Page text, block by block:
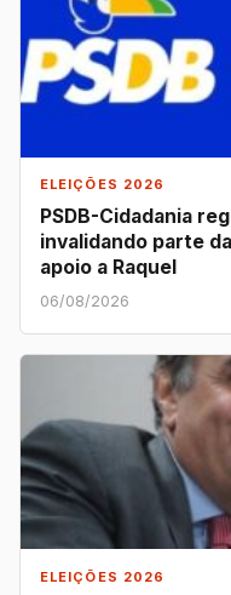
ELEIÇÕES 2026
PSDB-Cidadania
invalidando parte
apoio a Raquel
06/08/2026
ELEIÇÕES 2026